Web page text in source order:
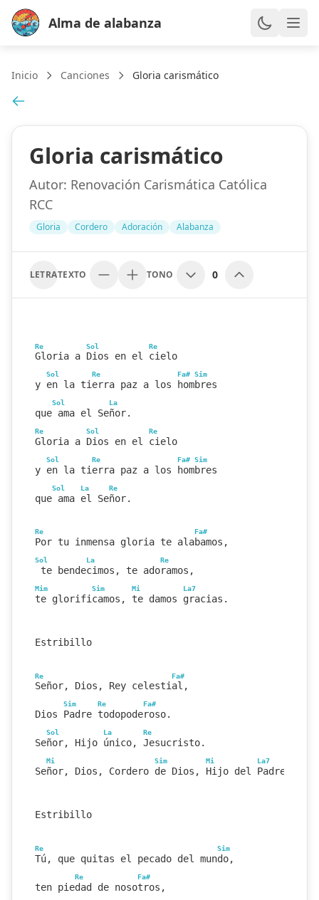
Alma de alabanza
Inicio Canciones Gloria carismático
Gloria carismático
Autor: Renovación Carismática Católica
RCC
Gloria Cordero Adoración Alabanza
LETRATEXTO TONO 0
Re Sol Re
Gloria a Dios en el cielo
Sol Re Fa# Sim
y en la tierra paz a los hombres
Sol La
que ama el Señor.
Re Sol Re
Gloria a Dios en el cielo
Sol Re Fa# Sim
y en la tierra paz a los hombres
Sol La Re
que ama el Señor.
Re Fa#
Por tu inmensa gloria te alabamos,
Sol La Re
te bendecimos, te adoramos,
Mim Sim Mi La7
te glorificamos, te damos gracias.
Estribillo
Re Fa#
Señor, Dios, Rey celestial,
Sim Re Fa#
Dios Padre todopoderoso.
Sol La Re
Señor, Hijo único, Jesucristo.
Mi Sim Mi La7
Señor, Dios, Cordero de Dios, Hijo del Padre.
Estribillo
Re Sim
Tú, que quitas el pecado del mundo,
Re Fa#
ten piedad de nosotros,